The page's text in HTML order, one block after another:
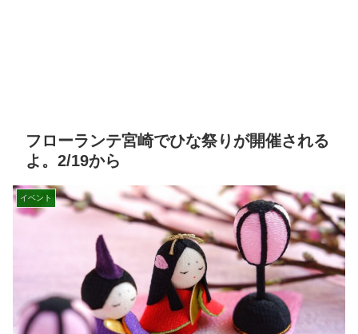
フローランテ宮崎でひな祭りが開催される
よ。2/19から
イベント